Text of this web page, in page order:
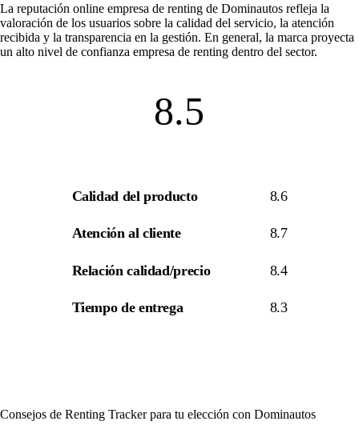
La reputación online empresa de renting de Dominautos refleja la
valoración de los usuarios sobre la calidad del servicio, la atención
recibida y la transparencia en la gestión. En general, la marca proyecta
un alto nivel de confianza empresa de renting dentro del sector.
8.5
Calidad del producto 8.6
Atención al cliente 8.7
Relación calidad/precio 8.4
Tiempo de entrega 8.3
Consejos de Renting Tracker para tu elección con Dominautos